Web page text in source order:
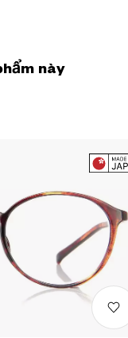
này